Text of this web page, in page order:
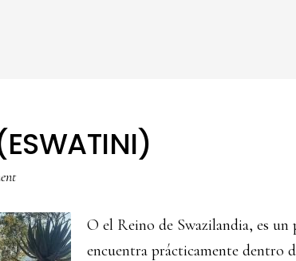
O el Reino de Swazilandia, es un
encuentra prácticamente dentro